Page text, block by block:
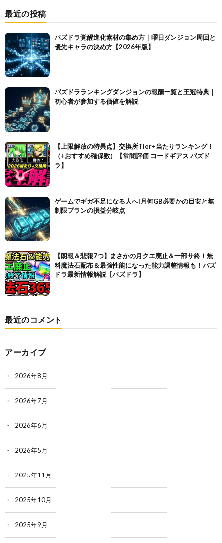
最近の投稿
パズドラ覚醒進化素材の集め方｜曜日ダンジョン周回と
優先キャラの決め方【2026年版】
パズドラランキングダンジョンの報酬一覧と王冠特典｜
初心者が参加する価値を解説
【上限解放の特異点】交換所Tier+当たりランキング！
（+おすすめ確保数）【常闇評価 コードギアス パズド
ラ】
ゲームでギガ不足になる人へ|月何GB必要かの目安と無
制限プランの損益分岐点
【朗報＆悲報7つ】まさかの月クエ廃止＆一部サ終！無
料魔法石配布＆最強性能になった能力調整情報も！パズ
ドラ最新情報解説【パズドラ】
最近のコメント
アーカイブ
2026年8月
2026年7月
2026年6月
2026年5月
2025年11月
2025年10月
2025年9月